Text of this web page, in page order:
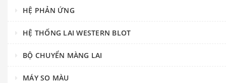
HỆ PHẢN ỨNG
HỆ THỐNG LAI WESTERN BLOT
BỘ CHUYỂN MÀNG LAI
MÁY SO MÀU